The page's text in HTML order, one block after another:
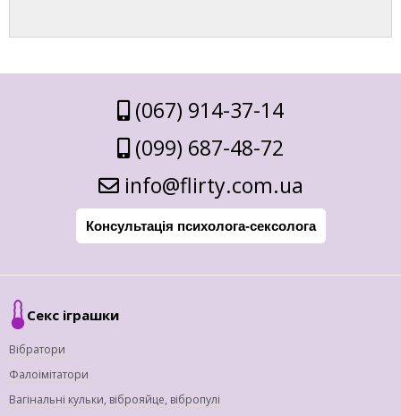
(067) 914-37-14
(099) 687-48-72
info@flirty.com.ua
Консультація психолога-сексолога
Секс іграшки
Вібратори
Фалоімітатори
Вагінальні кульки, віброяйце, вібропулі